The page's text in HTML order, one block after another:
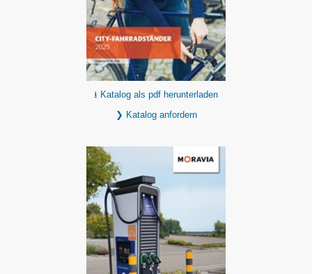
⭳ Katalog als pdf herunterladen
❯ Katalog anfordern